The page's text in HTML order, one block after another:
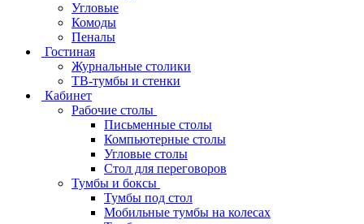
Угловые
Комоды
Пеналы
Гостиная
Журнальные столики
ТВ‑тумбы и стенки
Кабинет
Рабочие столы
Письменные столы
Компьютерные столы
Угловые столы
Стол для переговоров
Тумбы и боксы
Тумбы под стол
Мобильные тумбы на колесах